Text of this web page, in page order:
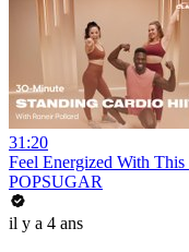
31:20
Feel Energized With
POPSUGAR
il y a 4 ans